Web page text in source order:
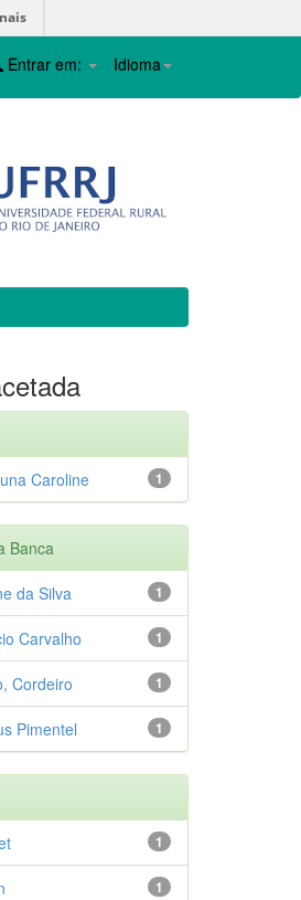
Idioma
Entrar em:
1
Caroline
Banca
1
da Silva
1
Carvalho
1
Cordeiro
1
Pimentel
1
1